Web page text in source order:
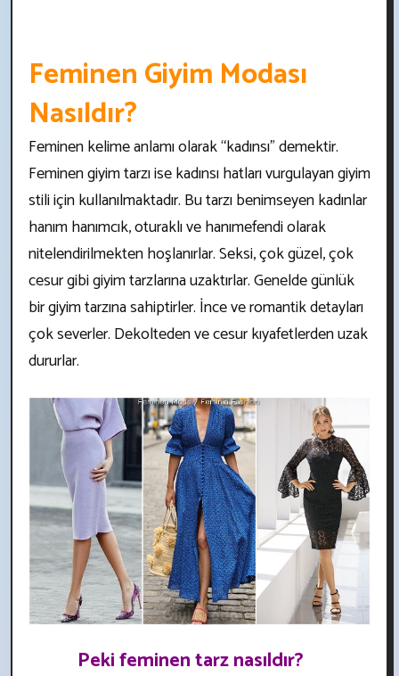
Feminen Giyim Modası
Nasıldır?
Feminen kelime anlamı olarak “kadınsı” demektir.
Feminen giyim tarzı ise kadınsı hatları vurgulayan giyim
stili için kullanılmaktadır. Bu tarzı benimseyen kadınlar
hanım hanımcık, oturaklı ve hanımefendi olarak
nitelendirilmekten hoşlanırlar. Seksi, çok güzel, çok
cesur gibi giyim tarzlarına uzaktırlar. Genelde günlük
bir giyim tarzına sahiptirler. İnce ve romantik detayları
çok severler. Dekolteden ve cesur kıyafetlerden uzak
dururlar.
Peki feminen tarz nasıldır?